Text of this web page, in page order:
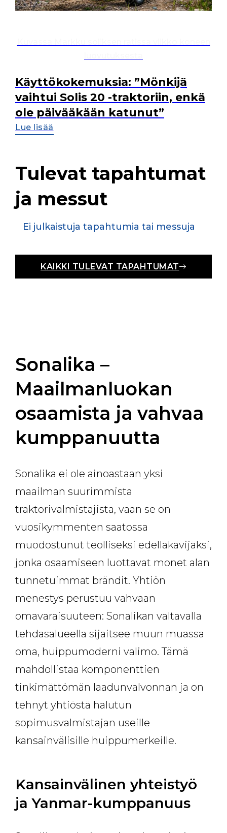
Käyttökokemuksia: ”Mönkijä
vaihtui Solis 20 -traktoriin, enkä
ole päivääkään katunut”
Lue lisää
Tulevat tapahtumat
ja messut
Ei julkaistuja tapahtumia tai messuja
KAIKKI TULEVAT TAPAHTUMAT
Sonalika –
Maailmanluokan
osaamista ja vahvaa
kumppanuutta
Sonalika ei ole ainoastaan yksi
maailman suurimmista
traktorivalmistajista, vaan se on
vuosikymmenten saatossa
muodostunut teolliseksi edelläkävijäksi,
jonka osaamiseen luottavat monet alan
tunnetuimmat brändit. Yhtiön
menestys perustuu vahvaan
omavaraisuuteen: Sonalikan valtavalla
tehdasalueella sijaitsee muun muassa
oma, huippumoderni valimo. Tämä
mahdollistaa komponenttien
tinkimättömän laadunvalvonnan ja on
tehnyt yhtiöstä halutun
sopimusvalmistajan useille
kansainvälisille huippumerkeille.
Kansainvälinen yhteistyö
ja Yanmar-kumppanuus